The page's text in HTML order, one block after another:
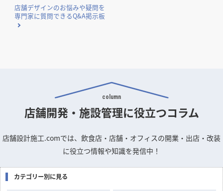
店舗デザインのお悩みや疑問を
専門家に質問できるQ&A掲示板
column
店舗開発・施設管理に役立つコラム
店舗設計施工.comでは、飲食店・店舗・オフィスの開業・出店・改装
に役立つ情報や知識を発信中！
カテゴリー別に見る